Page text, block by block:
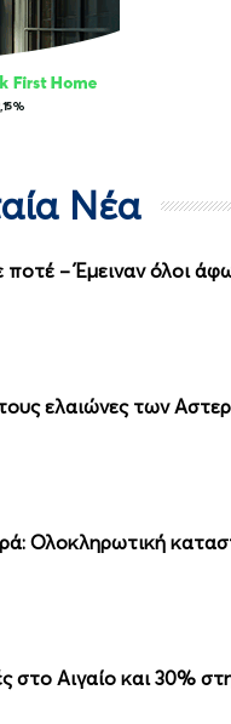
Νέα
ποτέ – Έμειναν όλοι
ελαιώνες των
Ολοκληρωτική
Αιγαίο και 30%